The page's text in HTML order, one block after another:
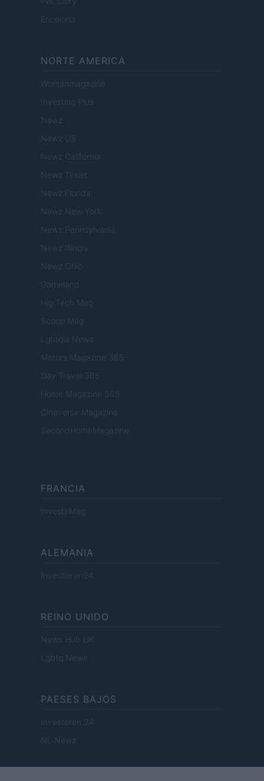
Encocina
NORTE AMERICA
Womanmagazine
Investing Plus
Newz
Newz US
Newz California
Newz Texas
Newz Florida
Newz New York
Newz Pennsylvania
Newz Illinois
Newz Ohio
Gameland
Hig Tech Mag
Scoop Mag
Lgbtqia News
Motors Magazine 365
Day Travel 365
Home Magazine 365
Cineverse Magazine
SecondHomeMagazine
FRANCIA
InvestirMag
ALEMANIA
Investieren24
REINO UNIDO
News Hub UK
Lgbtq News
PAESES BAJOS
Investeren 24
NL Newz